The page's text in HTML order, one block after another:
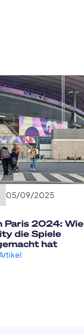
05/09/2025
Paris 2024: Wie
die Spiele
hat